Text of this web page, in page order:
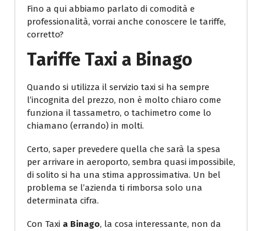
Fino a qui abbiamo parlato di comodità e
professionalità, vorrai anche conoscere le tariffe,
corretto?
Tariffe Taxi a Binago
Quando si utilizza il servizio taxi si ha sempre
l’incognita del prezzo, non è molto chiaro come
funziona il tassametro, o tachimetro come lo
chiamano (errando) in molti.
Certo, saper prevedere quella che sarà la spesa
per arrivare in aeroporto, sembra quasi impossibile,
di solito si ha una stima approssimativa. Un bel
problema se l’azienda ti rimborsa solo una
determinata cifra.
Con Taxi a Binago, la cosa interessante, non da